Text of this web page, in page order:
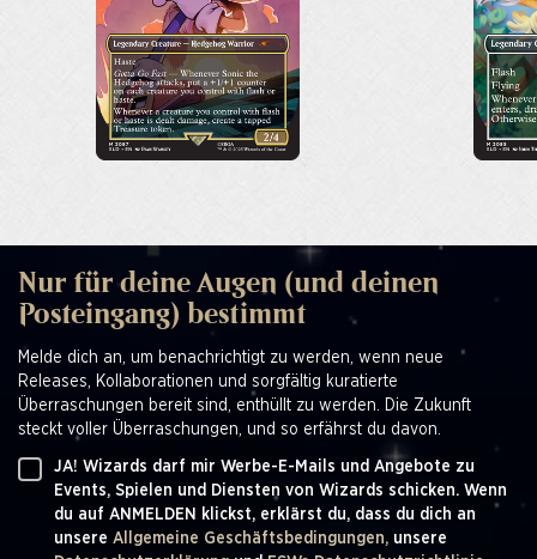
Nur für deine Augen (und deinen
Posteingang) bestimmt
Melde dich an, um benachrichtigt zu werden, wenn neue
Releases, Kollaborationen und sorgfältig kuratierte
Überraschungen bereit sind, enthüllt zu werden. Die Zukunft
steckt voller Überraschungen, und so erfährst du davon.
JA! Wizards darf mir Werbe-E-Mails und Angebote zu
Events, Spielen und Diensten von Wizards schicken. Wenn
du auf ANMELDEN klickst, erklärst du, dass du dich an
unsere Allgemeine Geschäftsbedingungen, unsere